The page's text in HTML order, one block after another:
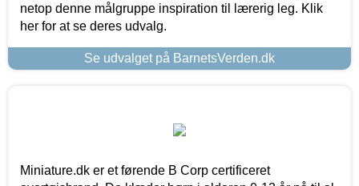
netop denne målgruppe inspiration til lærerig leg. Klik
her for at se deres udvalg.
Se udvalget på BarnetsVerden.dk
Miniature.dk er et førende B Corp certificeret